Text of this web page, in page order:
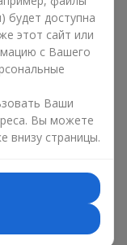
а их состав
Пионы,
букеты,
для
выглядят, но и
красоты.
в
в своём
временем
будет доступна
этот сайт или
с Вашего
Ваши
Вы можете
внизу страницы.